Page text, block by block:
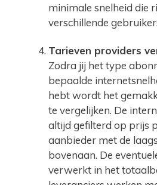
minimale snelheid die
verschillende
Tarieven providers
Zodra jij het type
bepaalde
hebt wordt het
te vergelijken. De
altijd gefilterd op prijs
aanbieder met de
bovenaan. De
verwerkt in het